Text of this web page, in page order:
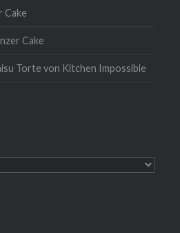
Cake
Cake
Torte von Kitchen Impossible